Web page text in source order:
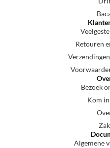
Retouren
Bezoek
Kom
Algemene